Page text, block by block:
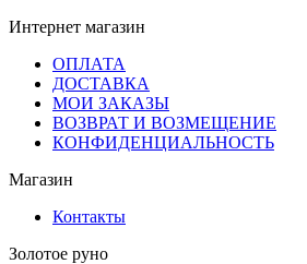
Интернет магазин
ОПЛАТА
ДОСТАВКА
МОИ ЗАКАЗЫ
ВОЗВРАТ И ВОЗМЕЩЕНИЕ
КОНФИДЕНЦИАЛЬНОСТЬ
Магазин
Контакты
Золотое руно